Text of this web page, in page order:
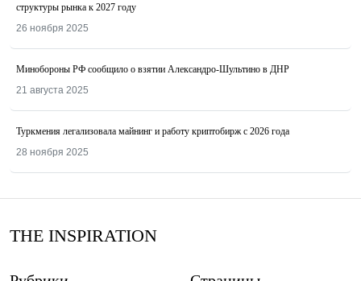
структуры рынка к 2027 году
26 ноября 2025
Минобороны РФ сообщило о взятии Александро-Шультино в ДНР
21 августа 2025
Туркмения легализовала майнинг и работу криптобирж с 2026 года
28 ноября 2025
THE INSPIRATION